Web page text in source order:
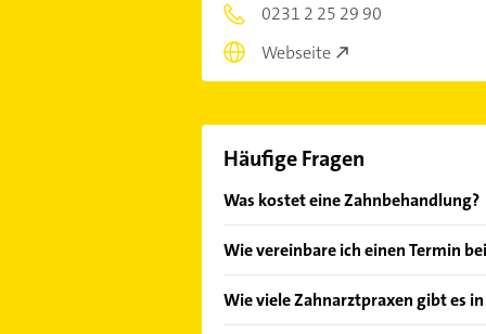
0231 2 25 29 90
Webseite
Häufige Fragen
Was kostet eine Zahnbehandlung?
Behandlung an. Die Kosten
Euro, für ein Implantat liegen die
Wie vereinbare ich einen Termin
bieten auch eine Online-
Wie viele Zahnarztpraxen gibt es